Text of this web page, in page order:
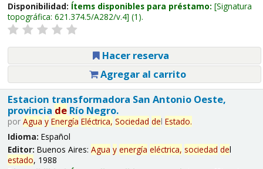
Disponibilidad: Ítems disponibles para préstamo: Signatura
topográfica: 621.374.5/A282/v.4 (1).
Hacer reserva
Agregar al carrito
Estacion transformadora San Antonio Oeste,
provincia deRío Negro.
por Agua y Energía Eléctrica, Sociedad del Estado.
Idioma: Español
Editor: Buenos Aires: Agua y energía eléctrica, sociedad del
estado, 1988